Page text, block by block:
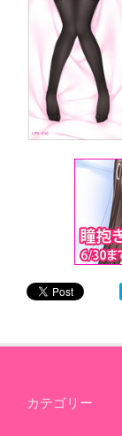
カテゴリー